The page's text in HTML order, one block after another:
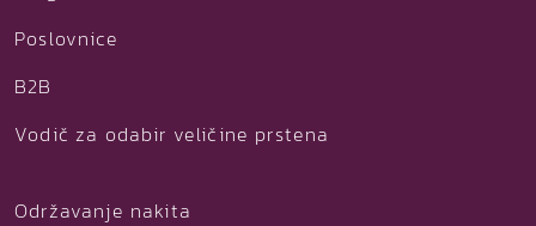
Poslovnice
B2B
Vodič za odabir veličine prstena
Održavanje nakita